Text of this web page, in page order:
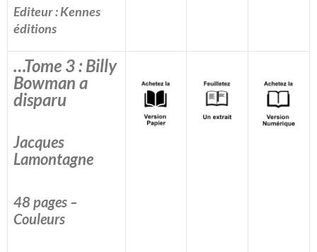
Editeur : Kennes
éditions
…Tome 3 : Billy
Bowman a
disparu
Jacques
Lamontagne
48 pages –
Couleurs